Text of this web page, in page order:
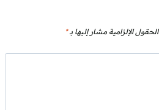
الحقول الإلزامية مشار إليها بـ*